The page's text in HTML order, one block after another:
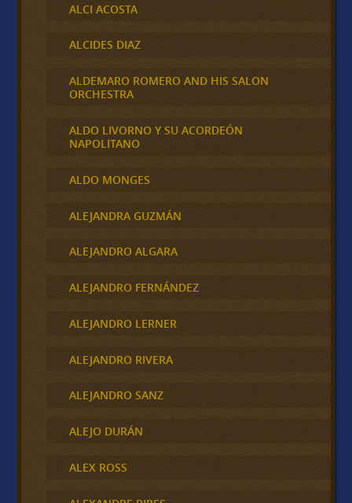
ALCI ACOSTA
ALCIDES DIAZ
ALDEMARO ROMERO AND HIS SALON
ORCHESTRA
ALDO LIVORNO Y SU ACORDEÓN
NAPOLITANO
ALDO MONGES
ALEJANDRA GUZMÁN
ALEJANDRO ALGARA
ALEJANDRO FERNÁNDEZ
ALEJANDRO LERNER
ALEJANDRO RIVERA
ALEJANDRO SANZ
ALEJO DURÁN
ALEX ROSS